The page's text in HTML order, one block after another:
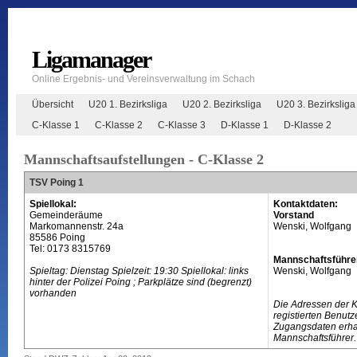
Ligamanager
Online Ergebnis- und Vereinsverwaltung im Schach
Übersicht U20 1. Bezirksliga U20 2. Bezirksliga
U20 3. Bezirksliga
C-Klasse 1
C-Klasse 2 C-Klasse 3 D-Klasse 1 D-Klasse 2
Mannschaftsaufstellungen - C-Klasse 2
TSV Poing 1
Spiellokal:
Gemeinderäume
Markomannenstr. 24a
85586 Poing
Tel: 0173 8315769
Spieltag: Dienstag Spielzeit: 19:30 Spiellokal: links
hinter der Polizei Poing ; Parkplätze sind (begrenzt)
vorhanden
Kontaktdaten:
Vorstand
Wenski, Wolfgang
Wenski, Wolfgang
Die Adressen der
registierten
Zugangsdaten
Mannschaftsführer.